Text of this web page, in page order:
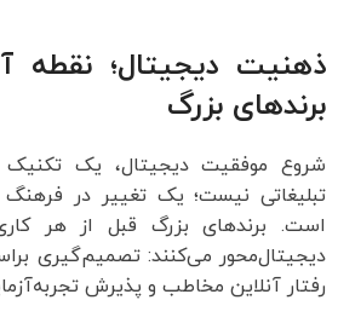
ذهنیت دیجیتال؛ نقطه
برندهای بزرگ
شروع موفقیت دیجیتال، یک
تبلیغاتی نیست؛ یک تغییر در
است. برندهای بزرگ قبل از هر
دیجیتال‌محور می‌کنند: تصمیم‌گیری
رفتار آنلاین مخاطب و پذیرش